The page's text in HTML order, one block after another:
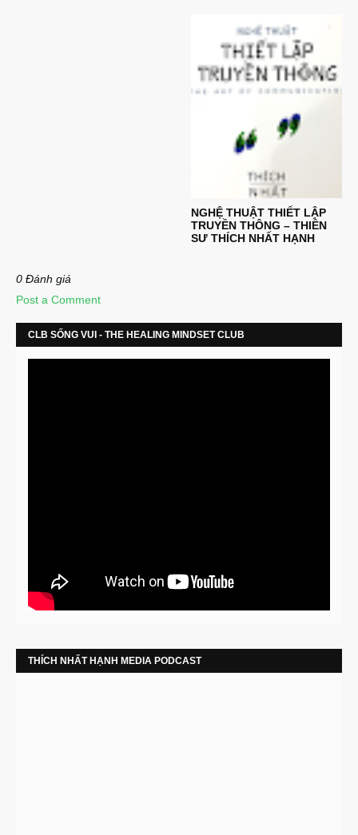
NGHỆ THUẬT THIẾT LẬP
TRUYỀN THÔNG – THIỀN
SƯ THÍCH NHẤT HẠNH
0 Đánh giá
Post a Comment
CLB SỐNG VUI - THE HEALING MINDSET CLUB
THÍCH NHẤT HẠNH MEDIA PODCAST